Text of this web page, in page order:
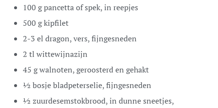
100 gpancetta of spek,in reepjes
500 gkipfilet
2-3 el dragon,vers, fijngesneden
2 tl wittewijnazijn
45 gwalnoten,geroosterd en gehakt
½ bosjebladpeterselie,fijngesneden
½ zuurdesemstokbrood,in dunne sneetjes,